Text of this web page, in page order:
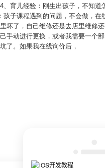
育儿经验：刚生出孩子，不知
子课程遇到的问题，不会做，
坏了，自己维修还是去店里维修
手动进行更换，或者我需要一个
了。如果我在线询价后，